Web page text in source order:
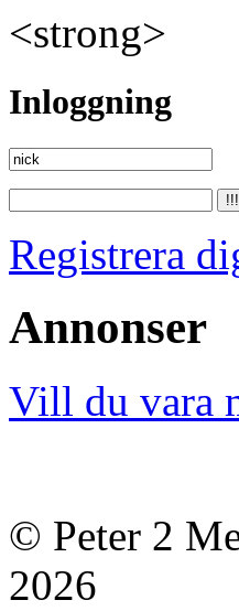
<strong>
Inloggning
Registrera
Annonser
Vill du vara
© Peter 2
2026